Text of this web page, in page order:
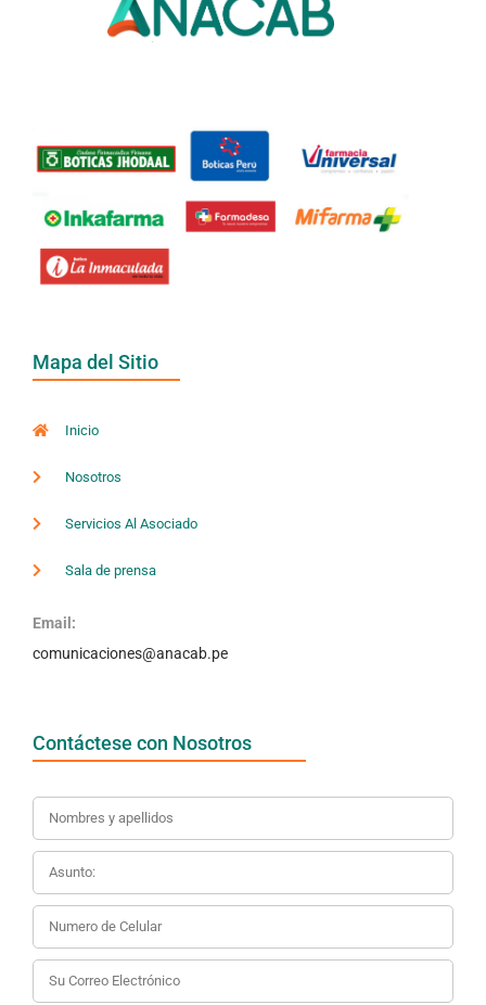
Mapa del Sitio
Inicio
Nosotros
Servicios Al Asociado
Sala de prensa
Email:
comunicaciones@anacab.pe
Contáctese con Nosotros